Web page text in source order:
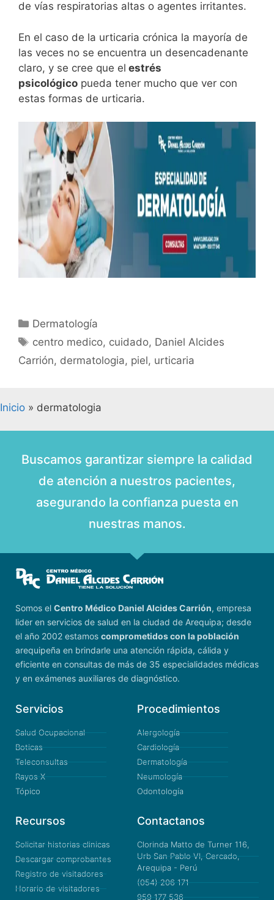
de vías respiratorias altas o agentes irritantes.
En el caso de la urticaria crónica la mayoría de
las veces no se encuentra un desencadenante
claro, y se cree que el estrés
psicológico pueda tener mucho que ver con
estas formas de urticaria.
Dermatología
centro medico, cuidado, Daniel Alcides
Carrión, dermatologia, piel, urticaria
Inicio » dermatologia
Buscamos garantizar siempre la calidad
de atención a nuestros pacientes,
asegurando la confianza puesta en
nuestras manos.
Somos el Centro Médico Daniel Alcides Carrión, empresa
lider en servicios de salud en la ciudad de Arequipa; desde
el año 2002 estamos comprometidos con la población
arequipeña en brindarle una atención rápida, cálida y
eficiente en consultas de más de 35 especialidades médicas
y en exámenes auxiliares de diagnóstico.
Servicios
Salud Ocupacional
Boticas
Teleconsultas
Rayos X
Tópico
Procedimientos
Alergología
Cardiología
Dermatología
Neumología
Odontología
Recursos
Solicitar historias clinicas
Descargar comprobantes
Registro de visitadores
Horario de visitadores
Contactanos
Clorinda Matto de Turner 116,
Urb San Pablo VI, Cercado,
Arequipa - Perú
(054) 206 171
959 177 536